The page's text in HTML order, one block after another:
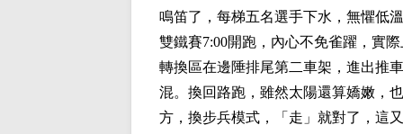
鳴笛了，每梯五名選手下水，無懼低
雙鐵賽7:00開跑，內心不免雀躍，實
轉換區在邊陲排尾第二車架，進出推
混。換回路跑，雖然太陽還算嬌嫩，
方，換步兵模式，「走」就對了，這